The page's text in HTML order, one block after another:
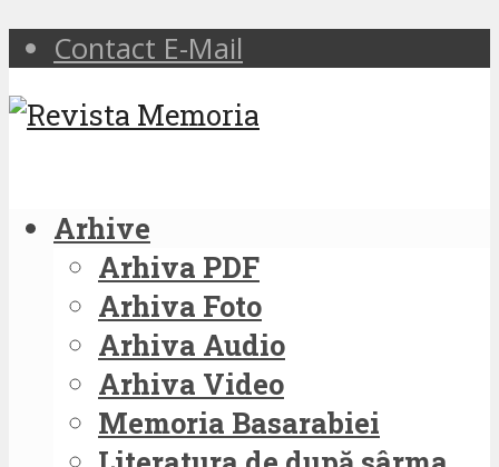
Contact E-Mail
Arhive
Arhiva PDF
Arhiva Foto
Arhiva Audio
Arhiva Video
Memoria Basarabiei